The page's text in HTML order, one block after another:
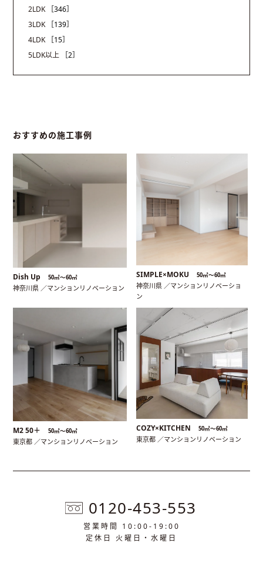
2LDK
［346］
3LDK
［139］
4LDK
［15］
5LDK以上
［2］
おすすめの施工事例
Dish Up 50㎡〜60㎡
神奈川県 ／マンションリノベーション
SIMPLE×MOKU 50㎡〜60㎡
神奈川県 ／マンションリノベーショ
ン
M2 50＋ 50㎡〜60㎡
東京都 ／マンションリノベーション
COZY×KITCHEN 50㎡〜60㎡
東京都 ／マンションリノベーション
0120-453-553
営業時間 10:00-19:00
定休日 火曜日・水曜日